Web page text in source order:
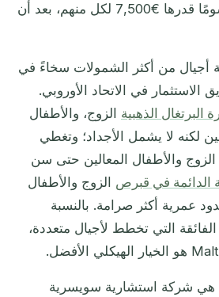
الأجداد) فيتحملون رسومًا قدرها €7,500 لكل منهم، بعد أن
أجيال من أكثر الشمولات سخاءً في
في الاتحاد الأوروبي.
البرتغال الذهبية الزوج، والأطفال
لكنه لا يشمل الأجداد؛ وتغطي
الزوج والأطفال المعالين حتى سن
الدائمة في قبرص الزوج والأطفال
عمرية أكثر صرامة. بالنسبة
التي تخطط لأجيال متعددة،
هي شركة استشارية سويسرية